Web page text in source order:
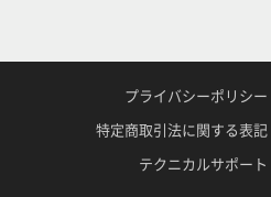
プライバシーポリシー
特定商取引法に関する表記
テクニカルサポート